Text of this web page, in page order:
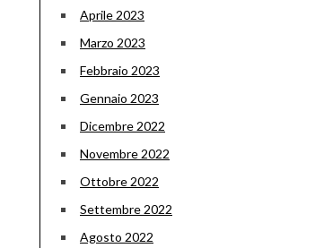
Aprile 2023
Marzo 2023
Febbraio 2023
Gennaio 2023
Dicembre 2022
Novembre 2022
Ottobre 2022
Settembre 2022
Agosto 2022